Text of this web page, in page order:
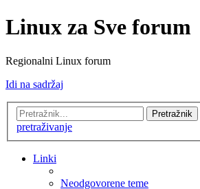
Linux za Sve forum
Regionalni Linux forum
Idi na sadržaj
Pretražnik
pretraživanje
Linki
Neodgovorene teme